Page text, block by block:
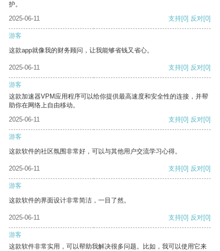
护。
2025-06-11
支持[0] 反对[0]
游客
这款app就像我的财务顾问，让我能够省钱又省心。
2025-06-11 支持[0] 反对[0]
游客
这款加速器VPM应用程序可以给你提供最高速度和安全性的连接，并帮
助你在网络上自由移动。
2025-06-11
支持[0] 反对[0]
游客
这款软件的社区氛围非常好，可以与其他用户交流学习心得。
2025-06-11 支持[0] 反对[0]
游客
这款软件的界面设计非常简洁，一目了然。
2025-06-11 支持[0] 反对[0]
游客
这款软件非常实用，可以帮助我解决很多问题。比如，我可以使用它来